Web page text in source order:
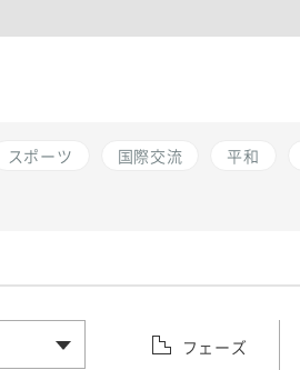
スポーツ 国際交流 平和
フェーズ